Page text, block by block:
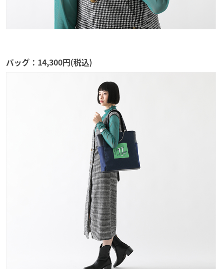
バッグ：14,300円(税込)